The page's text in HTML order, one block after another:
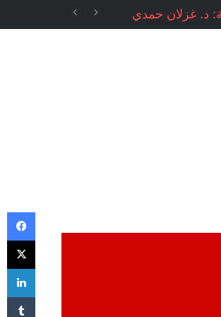
د. غزلان حمدي
‫X